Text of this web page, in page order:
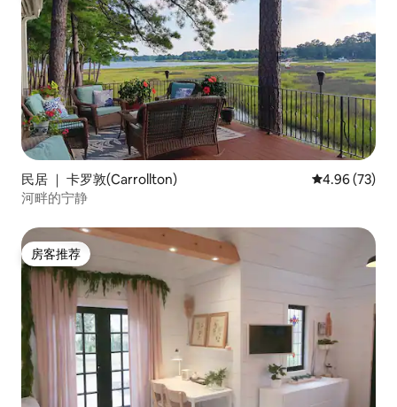
民居 ｜ 卡罗敦(Carrollton) 平均评分
4.96 (73)
河畔的宁静
房客推荐
房客推荐